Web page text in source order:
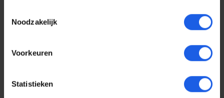
Noodzakelijk
Voorkeuren
Statistieken